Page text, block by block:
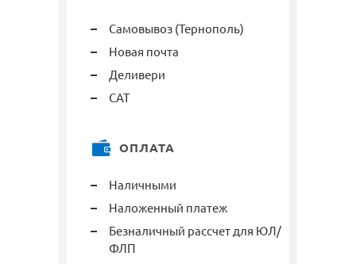
Самовывоз (Тернополь)
Новая почта
Деливери
САТ
ОПЛАТА
Наличными
Наложенный платеж
Безналичный рассчет для ЮЛ/
ФЛП